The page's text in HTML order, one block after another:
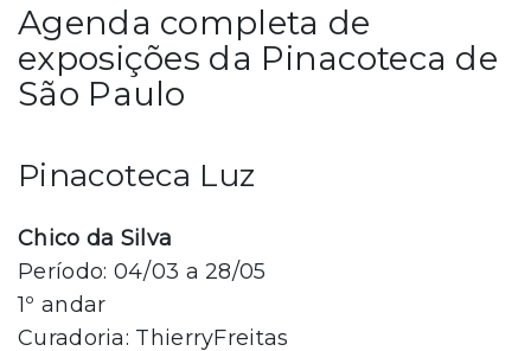
Agenda completa de
exposições da Pinacoteca de
São Paulo
Pinacoteca Luz
Chico da Silva
Período: 04/03 a 28/05
1º andar
Curadoria: ThierryFreitas